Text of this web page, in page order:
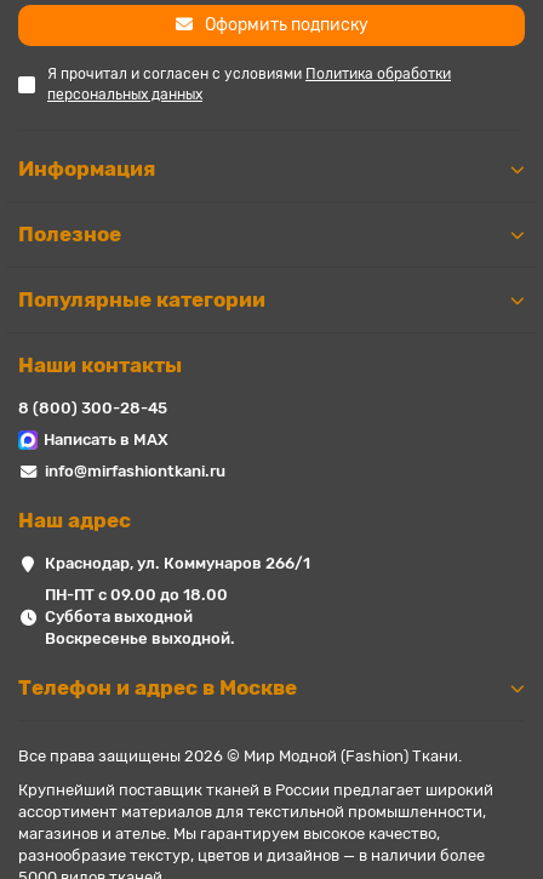
Оформить подписку
Я прочитал и согласен с условиями Политика обработки
персональных данных
Информация
Полезное
Популярные категории
Наши контакты
8 (800) 300-28-45
Написать в MAX
info@mirfashiontkani.ru
Наш адрес
Краснодар, ул. Коммунаров 266/1
ПН-ПТ с 09.00 до 18.00
Суббота выходной
Воскресенье выходной.
Телефон и адрес в Москве
Все права защищены 2026 © Мир Модной (Fashion) Ткани.
Крупнейший поставщик тканей в России предлагает широкий
ассортимент материалов для текстильной промышленности,
магазинов и ателье. Мы гарантируем высокое качество,
разнообразие текстур, цветов и дизайнов — в наличии более